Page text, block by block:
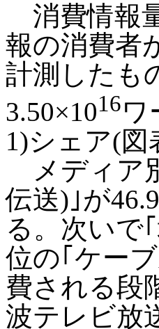
消費情報
報の消費者
計測したも
3.50×1016ワ
1)シェア(図
メディア
伝送)｣が
る。次いで
位の｢ケー
費される段
波テレビ放